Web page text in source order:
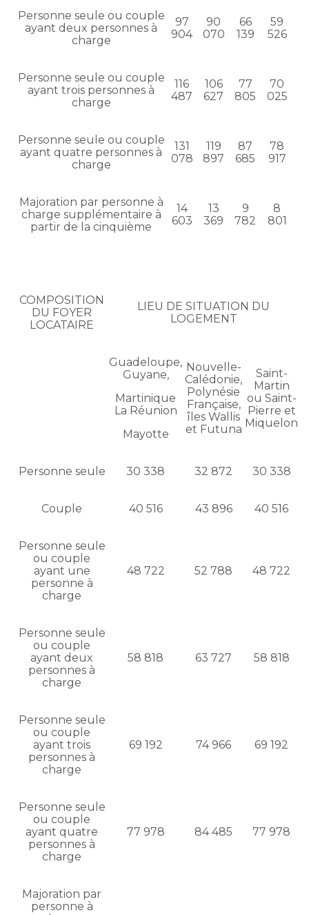
Personne seule ou couple
ayant deux personnes à
charge
97
904
90
070
66
139
59
526
Personne seule ou couple
ayant trois personnes à
charge
116
487
106
627
77
805
70
025
Personne seule ou couple
ayant quatre personnes à
charge
131
078
119
897
87
685
78
917
Majoration par personne à
charge supplémentaire à
partir de la cinquième
14
603
13
369
9
782
8
801
COMPOSITION
DU FOYER
LOCATAIRE
LIEU DE SITUATION DU
LOGEMENT
Guadeloupe,
Guyane,
Martinique
La Réunion
Mayotte
Nouvelle-
Calédonie,
Polynésie
Française,
îles Wallis
et Futuna
Saint-
Martin
ou Saint-
Pierre et
Miquelon
Personne seule 30 338 32 872 30 338
Couple 40 516 43 896 40 516
Personne seule
ou couple
ayant une
personne à
charge
48 722 52 788 48 722
Personne seule
ou couple
ayant deux
personnes à
charge
58 818 63 727 58 818
Personne seule
ou couple
ayant trois
personnes à
charge
69 192 74 966 69 192
Personne seule
ou couple
ayant quatre
personnes à
charge
77 978 84 485 77 978
Majoration par
personne à